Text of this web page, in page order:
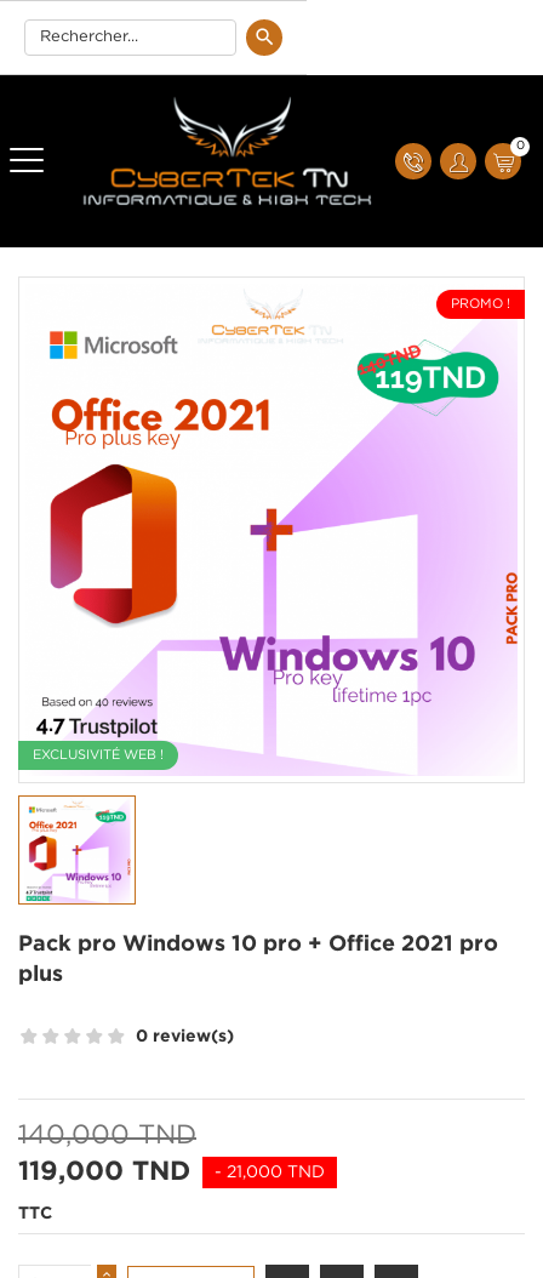
0
EXCLUSIVITÉ WEB !
PROMO !
Pack pro Windows 10 pro + Office 2021 pro
plus
0 review(s)
140,000 TND
119,000 TND
- 21,000 TND
TTC